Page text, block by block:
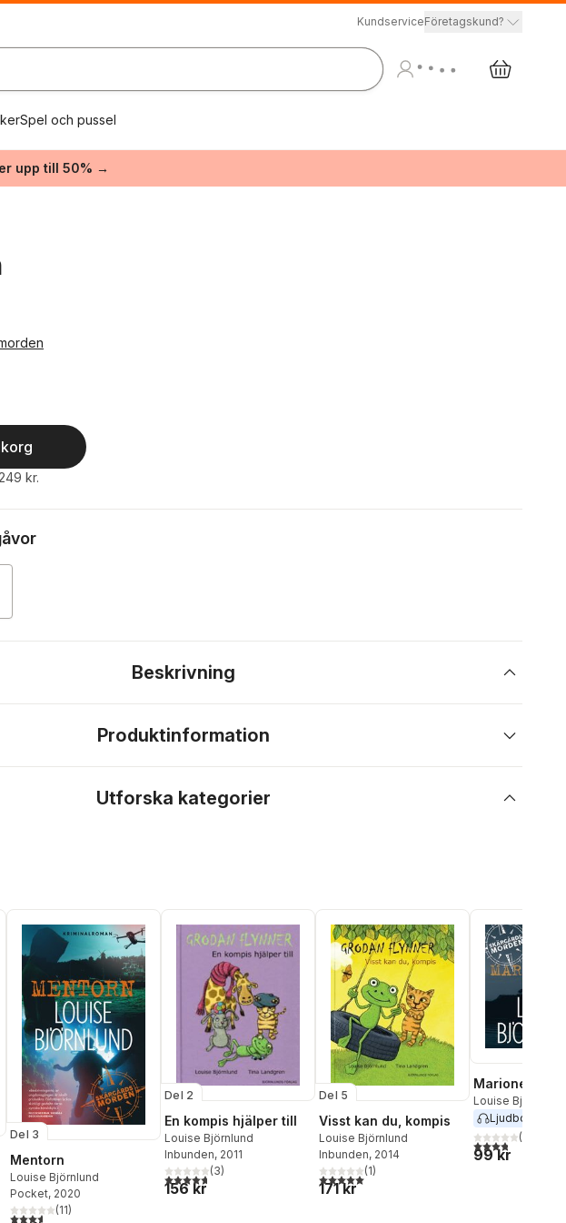
KundserviceFöretagskund?
Spel och pussel
upp till 50% →
röster:
kr.
Beskrivning
Produktinformation
Utforska kategorier
röster:
Del 3
Mentorn
Louise Björnlund
Pocket, 2020
3,6utav 5 stjärnor. Totalt antal röster:
(11)
Del 2
En kompis hjälper till
Louise Björnlund
Inbunden, 2011
4,7utav 5 stjärnor. Totalt antal röster:
(3)
156 kr
Del 5
Visst kan du, kompis
Louise Björnlund
Inbunden, 2014
5,0utav 5 stjärnor. Totalt antal röster:
(1)
171 kr
Marionetten
Louise Björnlund
Ljudbok
3,8utav 5(
99 kr